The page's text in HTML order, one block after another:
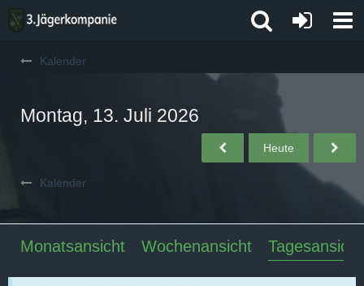
Kalender
Montag, 13. Juli 2026
Heute
Kalender
Monatsansicht Wochenansicht Tagesansicht